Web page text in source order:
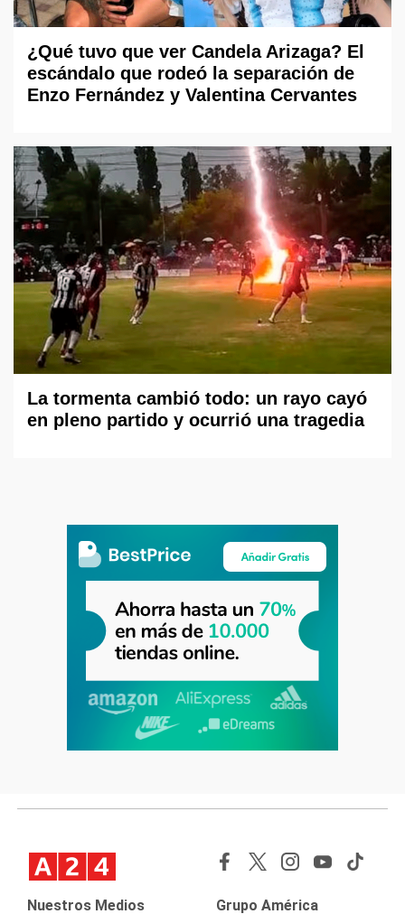
¿Qué tuvo que ver Candela Arizaga? El
escándalo que rodeó la separación de
Enzo Fernández y Valentina Cervantes
La tormenta cambió todo: un rayo cayó
en pleno partido y ocurrió una tragedia
Nuestros Medios Grupo América